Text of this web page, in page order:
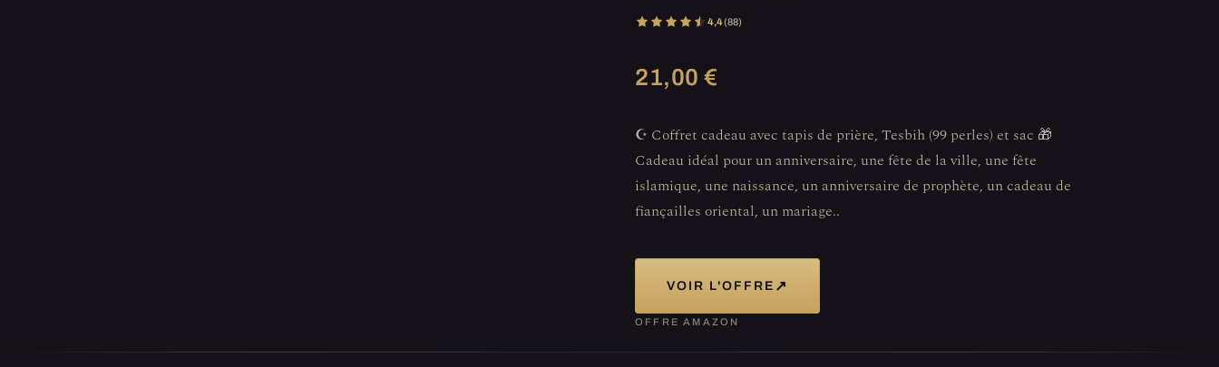
4,4(88)
21,00 €
☪️ Coffret cadeau avec tapis de prière, Tesbih (99 perles) et sac 🎁
Cadeau idéal pour un anniversaire, une fête de la ville, une fête
islamique, une naissance, un anniversaire de prophète, un cadeau de
fiançailles oriental, un mariage..
VOIR L'OFFRE ↗
OFFRE AMAZON